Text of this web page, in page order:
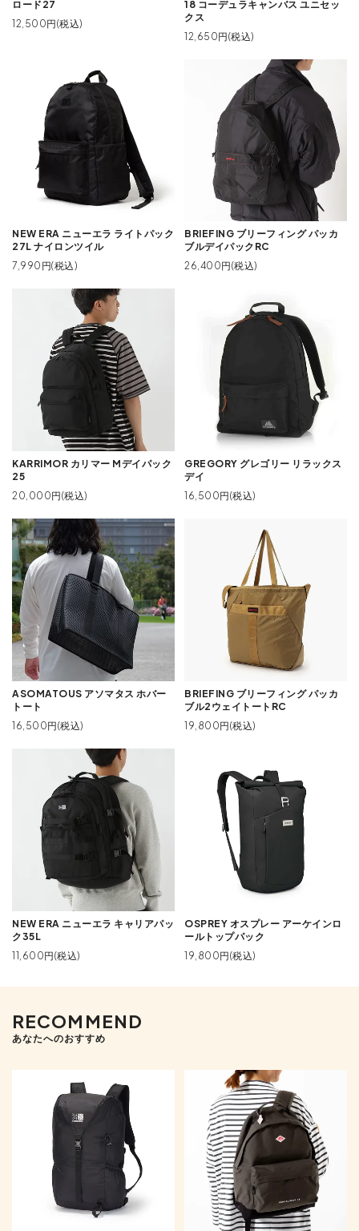
ロード27
12,500円(税込)
18 コーデュラキャンバス ユニセッ
クス
12,650円(税込)
NEW ERA ニューエラ ライトパック
27L ナイロンツイル
7,990円(税込)
BRIEFING ブリーフィング パッカ
ブルデイパックRC
26,400円(税込)
KARRIMOR カリマー Mデイパック
25
20,000円(税込)
GREGORY グレゴリー リラックス
デイ
16,500円(税込)
ASOMATOUS アソマタス ホバー
トート
16,500円(税込)
BRIEFING ブリーフィング パッカ
ブル2ウェイトートRC
19,800円(税込)
NEW ERA ニューエラ キャリアパッ
ク35L
11,600円(税込)
OSPREY オスプレー アーケインロ
ールトップパック
19,800円(税込)
RECOMMEND
あなたへのおすすめ